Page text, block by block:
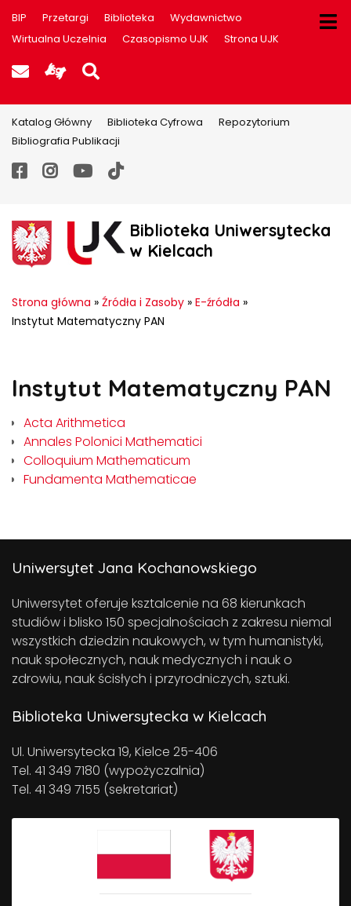
BIP Przetargi Biblioteka
Wydawnictwo
Wirtualna Uczelnia
Czasopismo UJK Strona UJK
Poczta UJK
Informacje dla użytkowników
Szukaj na stronie
Katalog Główny Biblioteka Cyfrowa
Repozytorium
Bibliografia Publikacji
Facebook
Instagram
YouTube
TikTok
Biblioteka Uniwersytecka
w Kielcach
Strona główna » Źródła i Zasoby » E-źródła »
Instytut Matematyczny PAN
Instytut Matematyczny PAN
Acta Arithmetica
Annales Polonici Mathematici
Colloquium Mathematicum
Fundamenta Mathematicae
Uniwersytet Jana Kochanowskiego
Uniwersytet oferuje ksztalcenie na 68 kierunkach
studiów i blisko 150 specjalnościach z zakresu niemal
wszystkich dziedzin naukowych, w tym humanistyki,
nauk społecznych, nauk medycznych i nauk o
zdrowiu, nauk ścisłych i przyrodniczych, sztuki.
Biblioteka Uniwersytecka w Kielcach
Ul. Uniwersytecka 19, Kielce 25-406
Tel. 41 349 7180 (wypożyczalnia)
Tel. 41 349 7155 (sekretariat)